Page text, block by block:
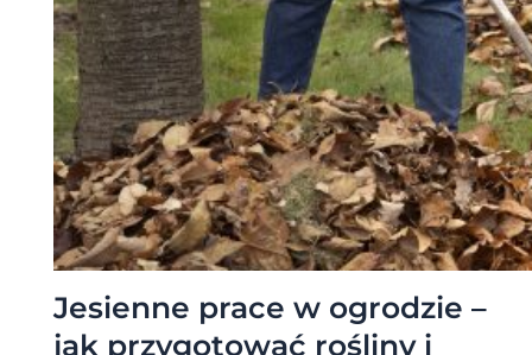
Jesienne prace w ogrodzie –
jak przygotować rośliny i